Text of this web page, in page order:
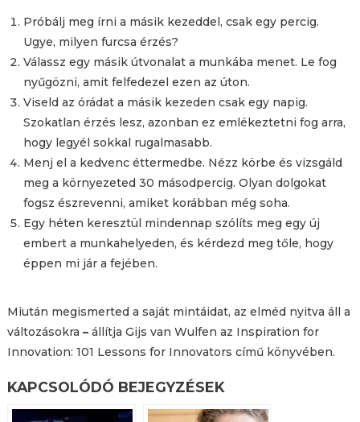
Próbálj meg írni a másik kezeddel, csak egy percig.
Ugye, milyen furcsa érzés?
Válassz egy másik útvonalat a munkába menet. Le fog
nyűgözni, amit felfedezel ezen az úton.
Viseld az órádat a másik kezeden csak egy napig.
Szokatlan érzés lesz, azonban ez emlékeztetni fog arra,
hogy legyél sokkal rugalmasabb.
Menj el a kedvenc éttermedbe. Nézz körbe és vizsgáld
meg a környezeted 30 másodpercig. Olyan dolgokat
fogsz észrevenni, amiket korábban még soha.
Egy héten keresztül mindennap szólíts meg egy új
embert a munkahelyeden, és kérdezd meg tőle, hogy
éppen mi jár a fejében.
Miután megismerted a saját mintáidat, az elméd nyitva áll a
változásokra – állítja Gijs van Wulfen az Inspiration for
Innovation: 101 Lessons for Innovators című könyvében.
KAPCSOLÓDÓ BEJEGYZÉSEK